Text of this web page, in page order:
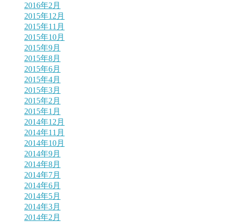
2016年2月
2015年12月
2015年11月
2015年10月
2015年9月
2015年8月
2015年6月
2015年4月
2015年3月
2015年2月
2015年1月
2014年12月
2014年11月
2014年10月
2014年9月
2014年8月
2014年7月
2014年6月
2014年5月
2014年3月
2014年2月